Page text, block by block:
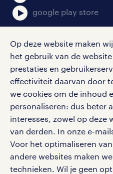
Op deze website maken
het gebruik van de
prestaties en
effectiviteit daarvan door
we cookies om de inhoud
personaliseren: dus beter
interesses, zowel op deze
van derden. In onze e-
Voor het optimaliseren
andere websites maken
technieken. Wil je geen
google play store
social media
Volg ons voor de leukste
vacatures, solliciteren en
werken bij randstad
gebruikersvoorwaarden